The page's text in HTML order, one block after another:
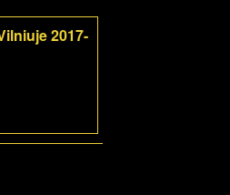
2017-